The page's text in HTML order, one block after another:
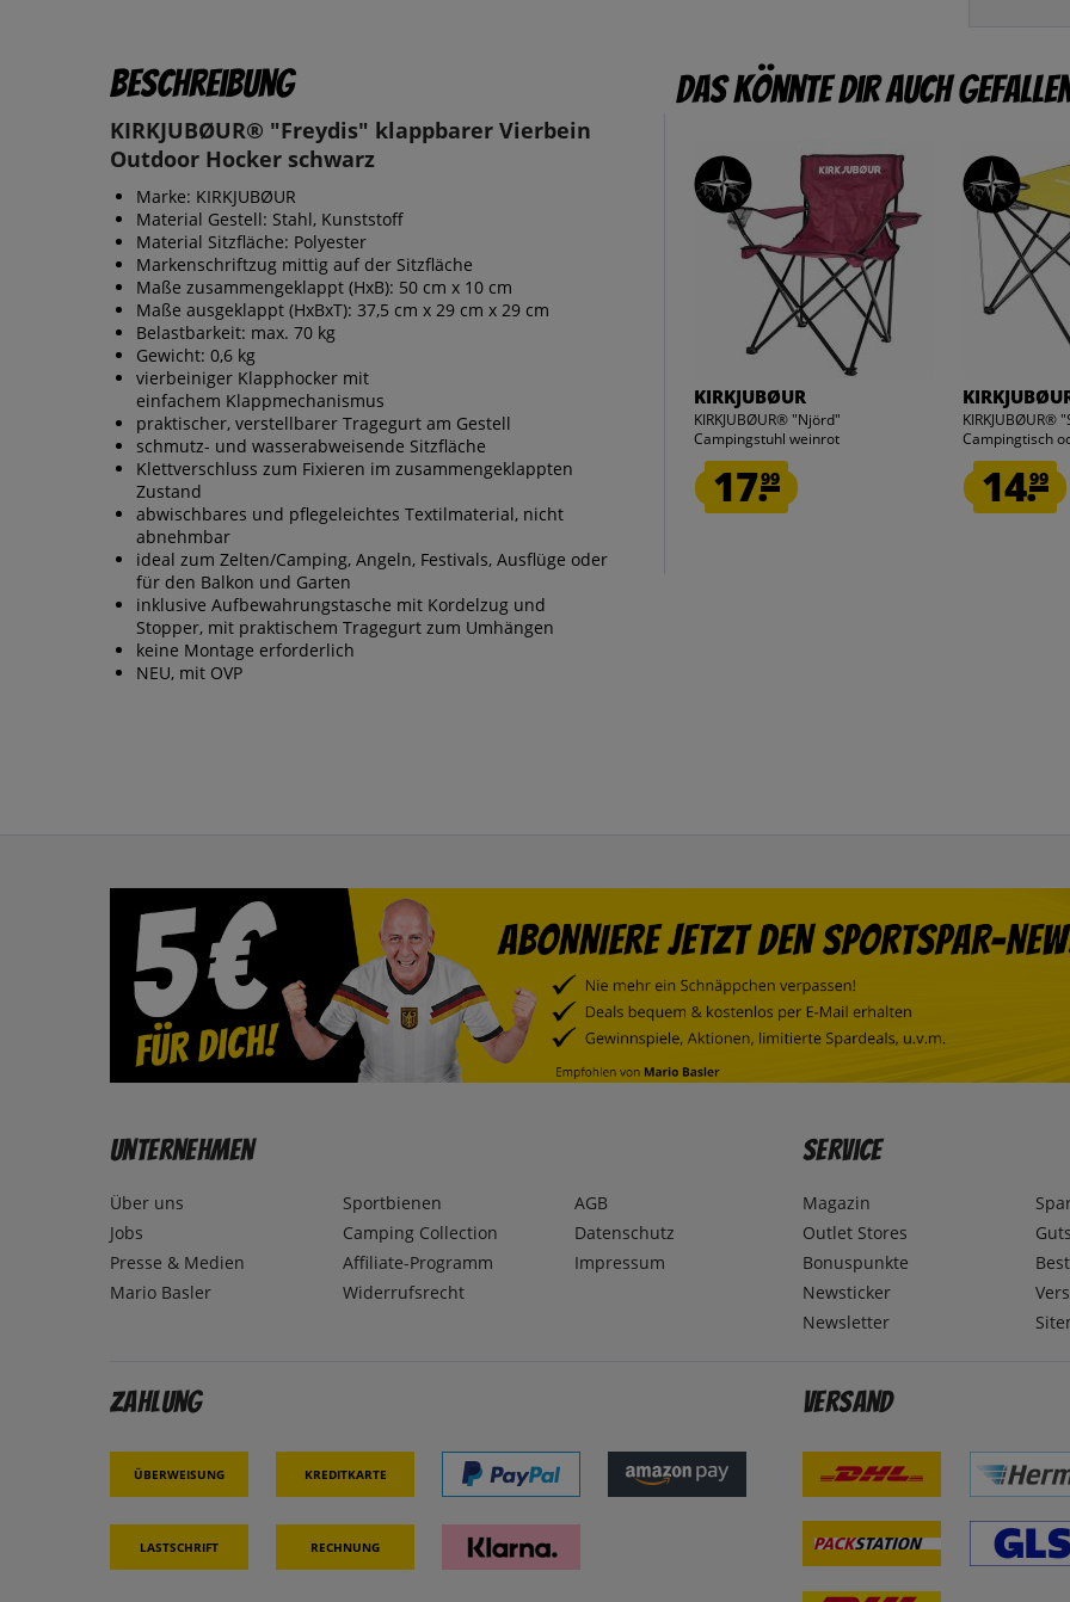
Beschreibung
KIRKJUBØUR® "Freydis" klappbarer Vierbein
Outdoor Hocker schwarz
Marke: KIRKJUBØUR
Material Gestell: Stahl, Kunststoff
Material Sitzfläche: Polyester
Markenschriftzug mittig auf der Sitzfläche
Maße zusammengeklappt (HxB): 50 cm x 10 cm
Maße ausgeklappt (HxBxT): 37,5 cm x 29 cm x 29 cm
Belastbarkeit: max. 70 kg
Gewicht: 0,6 kg
vierbeiniger Klapphocker mit
einfachem Klappmechanismus
praktischer, verstellbarer Tragegurt am Gestell
schmutz- und wasserabweisende Sitzfläche
Klettverschluss zum Fixieren im zusammengeklappten
Zustand
abwischbares und pflegeleichtes Textilmaterial, nicht
abnehmbar
ideal zum Zelten/Camping, Angeln, Festivals, Ausflüge oder
für den Balkon und Garten
inklusive Aufbewahrungstasche mit Kordelzug und
Stopper, mit praktischem Tragegurt zum Umhängen
keine Montage erforderlich
NEU, mit OVP
Das könnte dir auch
KIRKJUBØUR
KIRKJUBØUR® "Njörd"
Campingstuhl weinrot
17.99
KIRKJUBØUR®
Campingtisch
14.99
Unternehmen
Über uns
Jobs
Presse & Medien
Mario Basler
Sportbienen
Camping Collection
Affiliate-Programm
Widerrufsrecht
AGB
Datenschutz
Impressum
Service
Magazin
Outlet Stores
Bonuspunkte
Newsticker
Newsletter
Zahlung
Überweisung Kreditkarte
Lastschrift Rechnung
Versand